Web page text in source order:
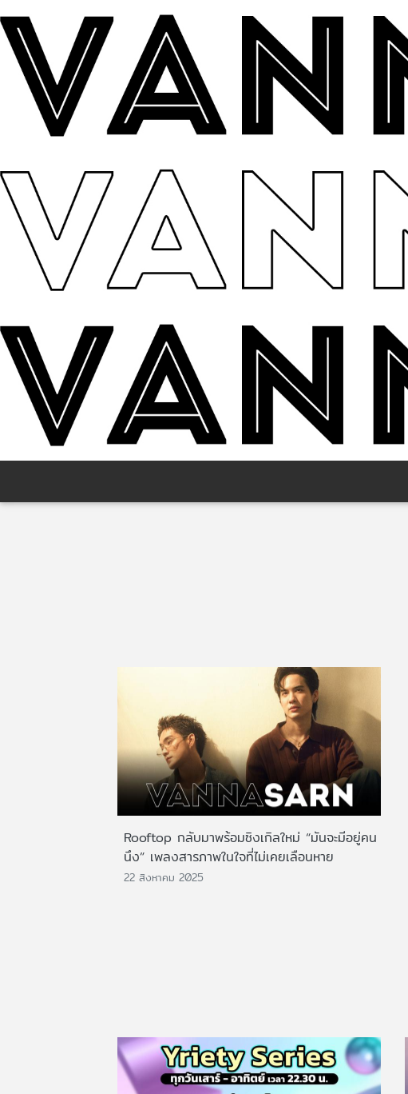
Rooftop กลับมาพร้อมซิงเกิลใหม่ “มันจะมีอยู่คน
นึง” เพลงสารภาพในใจที่ไม่เคยเลือนหาย
22 สิงหาคม 2025